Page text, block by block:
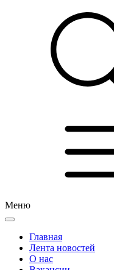
Меню
Главная
Лента новостей
О нас